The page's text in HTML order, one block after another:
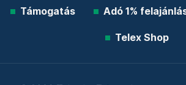
Támogatás Adó 1%
Telex Shop